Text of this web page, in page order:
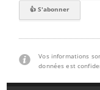
Vos informations
données est